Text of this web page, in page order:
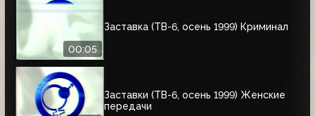
00:05
Заставка (ТВ-6, осень 1999) Криминал
Заставки (ТВ-6, осень 1999) Женские
передачи